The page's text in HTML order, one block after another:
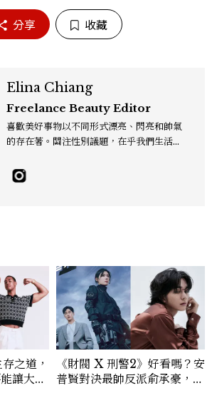
分享 收藏
Elina Chiang
Freelance Beauty Editor
喜歡美好事物以不同形式漂亮、閃亮和帥氣
的存在著。關注性別議題，在乎我們生活的
民！Instagram：hanyunc／Contac
t：elina.chiang.work@gmail.com
之道，
讓大家
《財閥 X 刑警2》好看嗎？安
普賢對決最帥反派俞承豪，鄭